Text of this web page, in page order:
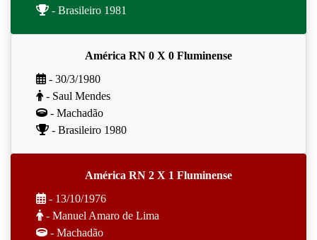
- Brasileiro 1981
América RN 0 X 0 Fluminense
- 30/3/1980
- Saul Mendes
- Machadão
- Brasileiro 1980
América RN 2 X 1 Fluminense
- 13/10/1976
- Manuel Amaro de Lima
- Machadão